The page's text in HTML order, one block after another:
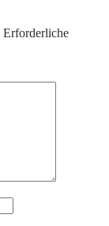
Erforderliche